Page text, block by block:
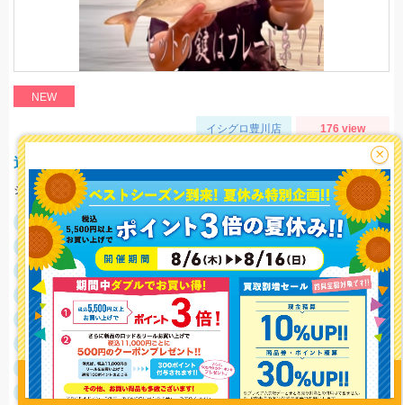
釣り情報を
投稿する
NEW
イシグロ豊川店 176 view
遠州サーフ、夕マヅメ青物釣行
シャクリで無反応でしたが ブレードの早巻きに変えた 途端ヒットしましたよ！
釣行日
2026/08/02
釣行時間
15:30～18:00
釣場
遠州灘海岸
ポイント
愛知県側遠州灘海岸
釣魚
カンパチ
釣り方
ショアジギング
カンパチ
サイズ
カンパチ
×